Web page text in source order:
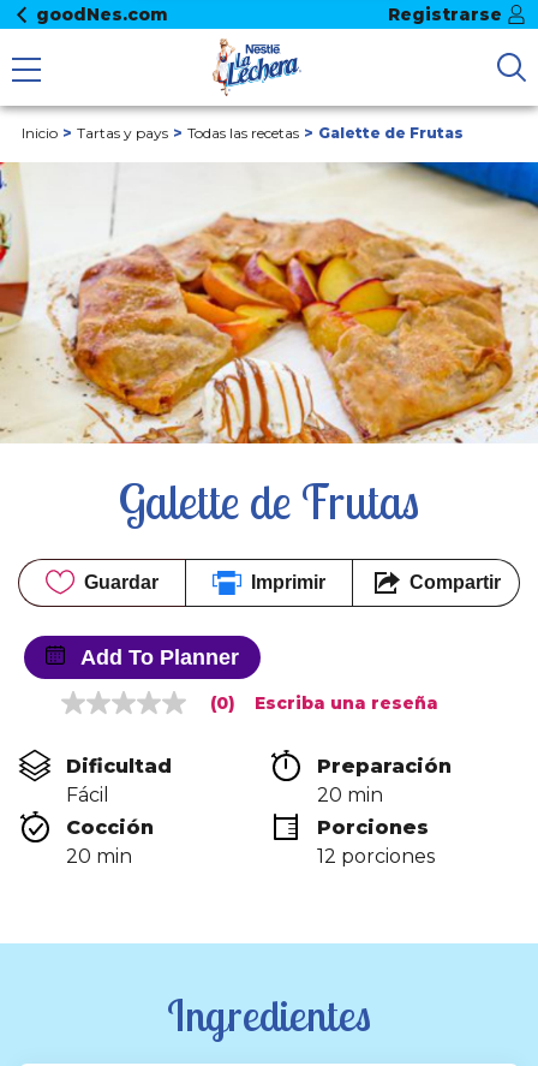
goodNes.com Registrarse
Inicio Tartas y pays Todas las recetas Galette de Frutas
Galette de Frutas
Guardar Imprimir Compartir
Add To Planner
Sin
en
la
misma
página.
(0) Escriba una reseña
Dificultad
Fácil
Preparación
20 min
Cocción
20 min
Porciones
12 porciones
Ingredientes